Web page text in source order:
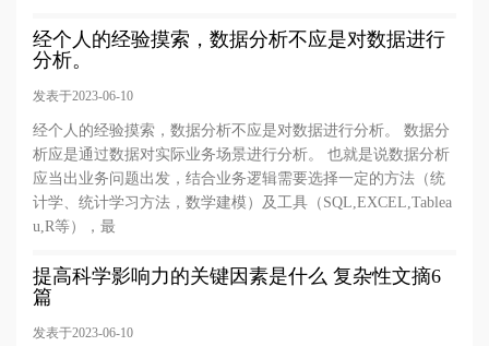
经个人的经验摸索，数据分析不应是对数据进行
分析。
发表于2023-06-10
经个人的经验摸索，数据分析不应是对数据进行分析。 数据分
析应是通过数据对实际业务场景进行分析。 也就是说数据分析
应当出业务问题出发，结合业务逻辑需要选择一定的方法（统
计学、统计学习方法，数学建模）及工具（SQL,EXCEL,Tablea
u,R等），最
提高科学影响力的关键因素是什么 复杂性文摘6
篇
发表于2023-06-10